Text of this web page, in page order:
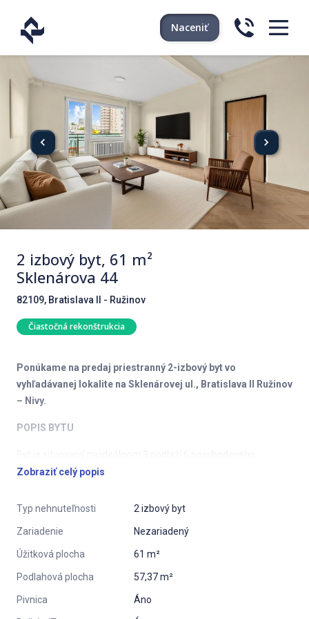
Naceniť
2 izbový byt, 61 m²
Sklenárova 44
82109, Bratislava II - Ružinov
Čiastočná rekonštrukcia
Ponúkame na predaj priestranný 2-izbový byt vo
vyhľadávanej lokalite na Sklenárovej ul., Bratislava II Ružinov
– Nivy.
POPIS BYTU
zatepleného bytového domu s novým výťahom
3,9m2 balkón a pozostáva so vstupnej haly, kuchyne, obývacej
WC a priestorom pre práčku a sušičku. K bytu prislúcha pivnica
v suteréne domu.
VYBAVENIE BYTU
Zobraziť celý popis
Typ nehnuteľnosti 2 izbový byt
Zariadenie Nezariadený
Úžitková plocha 61 m²
Podlahová plocha 57,37 m²
Pivnica Áno